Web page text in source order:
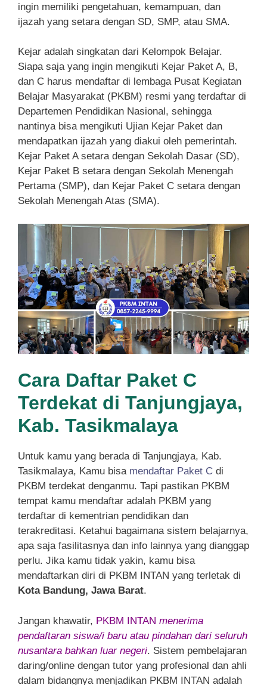
ingin memiliki pengetahuan, kemampuan, dan
ijazah yang setara dengan SD, SMP, atau SMA.
Kejar adalah singkatan dari Kelompok Belajar.
Siapa saja yang ingin mengikuti Kejar Paket A, B,
dan C harus mendaftar di lembaga Pusat Kegiatan
Belajar Masyarakat (PKBM) resmi yang terdaftar di
Departemen Pendidikan Nasional, sehingga
nantinya bisa mengikuti Ujian Kejar Paket dan
mendapatkan ijazah yang diakui oleh pemerintah.
Kejar Paket A setara dengan Sekolah Dasar (SD),
Kejar Paket B setara dengan Sekolah Menengah
Pertama (SMP), dan Kejar Paket C setara dengan
Sekolah Menengah Atas (SMA).
Cara Daftar Paket C
Terdekat di Tanjungjaya,
Kab. Tasikmalaya
Untuk kamu yang berada di Tanjungjaya, Kab.
Tasikmalaya, Kamu bisa mendaftar Paket C di
PKBM terdekat denganmu. Tapi pastikan PKBM
tempat kamu mendaftar adalah PKBM yang
terdaftar di kementrian pendidikan dan
terakreditasi. Ketahui bagaimana sistem belajarnya,
apa saja fasilitasnya dan info lainnya yang dianggap
perlu. Jika kamu tidak yakin, kamu bisa
mendaftarkan diri di PKBM INTAN yang terletak di
Kota Bandung, Jawa Barat.
Jangan khawatir, PKBM INTAN menerima
pendaftaran siswa/i baru atau pindahan dari seluruh
nusantara bahkan luar negeri. Sistem pembelajaran
daring/online dengan tutor yang profesional dan ahli
dalam bidangnya menjadikan PKBM INTAN adalah